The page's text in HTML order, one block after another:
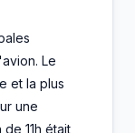
Le
et la plus
une
11h était